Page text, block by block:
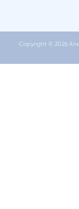
Copyright © 2026